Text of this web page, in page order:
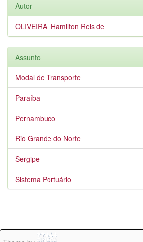
Autor
OLIVEIRA, Hamilton Reis de
Assunto
Modal de Transporte
Paraíba
Pernambuco
Rio Grande do Norte
Sergipe
Sistema Portuário